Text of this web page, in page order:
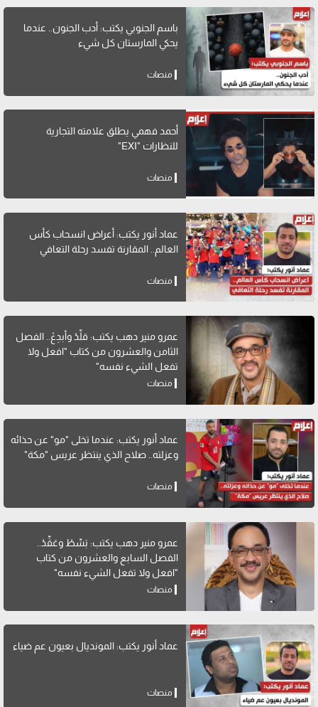
باسم الجنوبي يكتب: أدب الجنون.. عندما
يحكي المارستان كل شيء
منصات
أحمد فهمي يطلق علامته التجارية
للنظارات "EXI"
منصات
عماد أنور يكتب: أعراض انسحاب كأس
العالم.. المقارنة تفسد رحلة التعافي
منصات
عمرو منير دهب يكتب: قلِّدْ وأبدِعْ.. الفصل
الثامن والعشرون من كتاب "افعل ولا
تفعل الشيء نفسه"
منصات
عماد أنور يكتب: عندما تخلى "مو" عن حذائه
وعزلته.. صلاح الذي ينتظر عريس "مكة"
منصات
عمرو منير دهب يكتب: بَسِّطْ وعَقِّدْ..
الفصل السابع والعشرون من كتاب
"افعل ولا تفعل الشيء نفسه"
منصات
عماد أنور يكتب: المونديال بعيون عم ضياء
منصات